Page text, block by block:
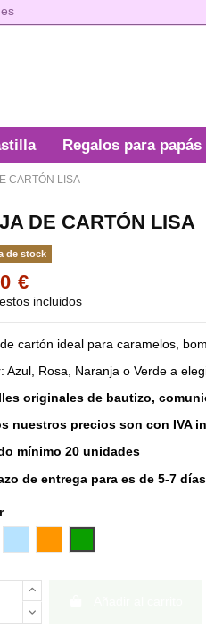
Regalos para
CARTÓN LISA
DE CARTÓN LISA
de stock
€
incluidos
cartón ideal para caramelos,
Azul, Rosa, Naranja o Verde a
originales de bautizo,
nuestros precios son con IVA
mínimo 20 unidades
de entrega para es de 5-7 días